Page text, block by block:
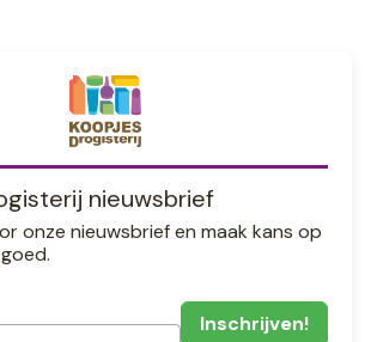
nieuwsbrief
onze nieuwsbrief en maak kans op